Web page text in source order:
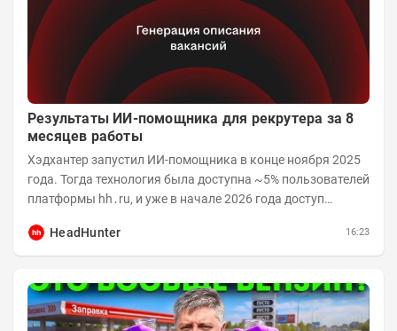
Результаты ИИ-помощника для рекрутера за 8
месяцев работы
Хэдхантер запустил ИИ-помощника в конце ноября 2025
года. Тогда технология была доступна ~5% пользователей
платформы hh․ru, и уже в начале 2026 года доступ
HeadHunter
16:23